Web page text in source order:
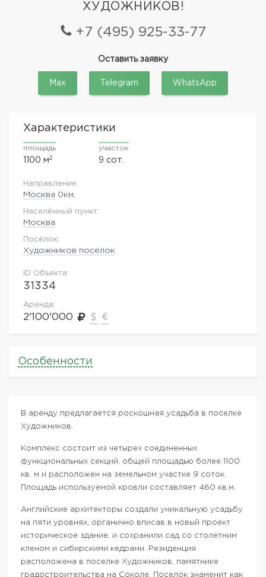
ХУДОЖНИКОВ!
+7 (495) 925-33-77
Оставить заявку
Max Telegram WhatsApp
Характеристики
площадь
1100 м2
участок
9 сот.
Направление:
Москва 0км.
Населённый пункт:
Москва
Посёлок:
Художников поселок
ID Объекта:
31334
Аренда:
2'100'000
Особенности
В аренду предлагается роскошная усадьба в поселке
Художников.
Комплекс состоит из четырех соединенных
функциональных секций, общей площадью более 1100
кв. м и расположен на земельном участке 9 соток.
Площадь используемой кровли составляет 460 кв.м.
Английские архитекторы создали уникальную усадьбу
на пяти уровнях, органично вписав в новый проект
историческое здание, и сохранили сад со столетним
кленом и сибирскими кедрами. Резиденция
расположена в поселке Художников, памятнике
градостроительства на Соколе. Поселок знаменит как